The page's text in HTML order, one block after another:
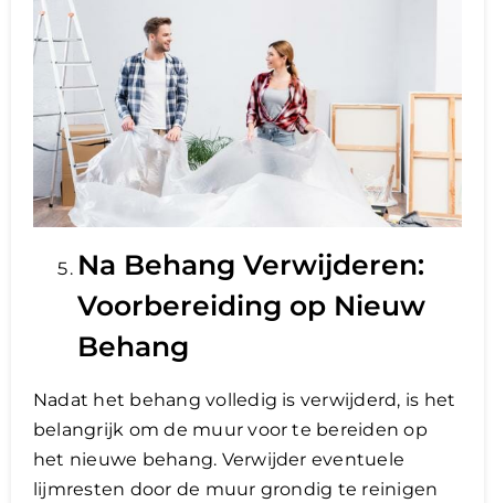
Na Behang Verwijderen:
Voorbereiding op Nieuw
Behang
Nadat het behang volledig is verwijderd, is het
belangrijk om de muur voor te bereiden op
het nieuwe behang. Verwijder eventuele
lijmresten door de muur grondig te reinigen